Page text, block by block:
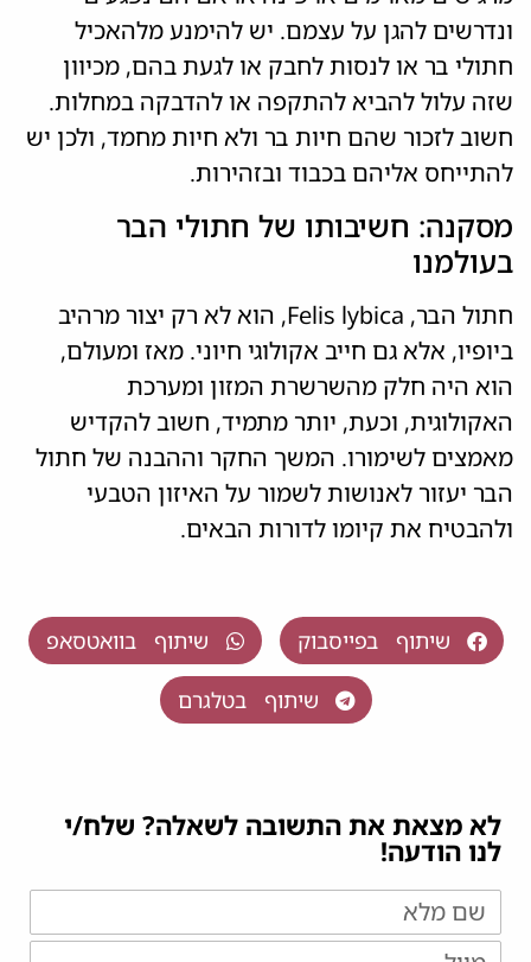
ונדרשים להגן על עצמם. יש להימנע מלהאכיל
חתולי בר או לנסות לחבק או לגעת בהם, מכיוון
שזה עלול להביא להתקפה או להדבקה במחלות.
חשוב לזכור שהם חיות בר ולא חיות מחמד, ולכן יש
להתייחס אליהם בכבוד ובזהירות.
מסקנה: חשיבותו של חתולי הבר
בעולמנו
חתול הבר, Felis lybica, הוא לא רק יצור מרהיב
ביופיו, אלא גם חייב אקולוגי חיוני. מאז ומעולם,
הוא היה חלק מהשרשרת המזון ומערכת
האקולוגית, וכעת, יותר מתמיד, חשוב להקדיש
מאמצים לשימורו. המשך החקר וההבנה של חתול
הבר יעזור לאנושות לשמור על האיזון הטבעי
ולהבטיח את קיומו לדורות הבאים.
שיתוף בפייסבוק שיתוף בוואטסאפ
שיתוף בטלגרם
לא מצאת את התשובה לשאלה? שלח/י
לנו הודעה!